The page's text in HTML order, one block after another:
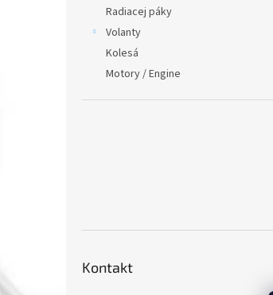
Radiacej páky
Volanty
Kolesá
Motory / Engine
Kontakt